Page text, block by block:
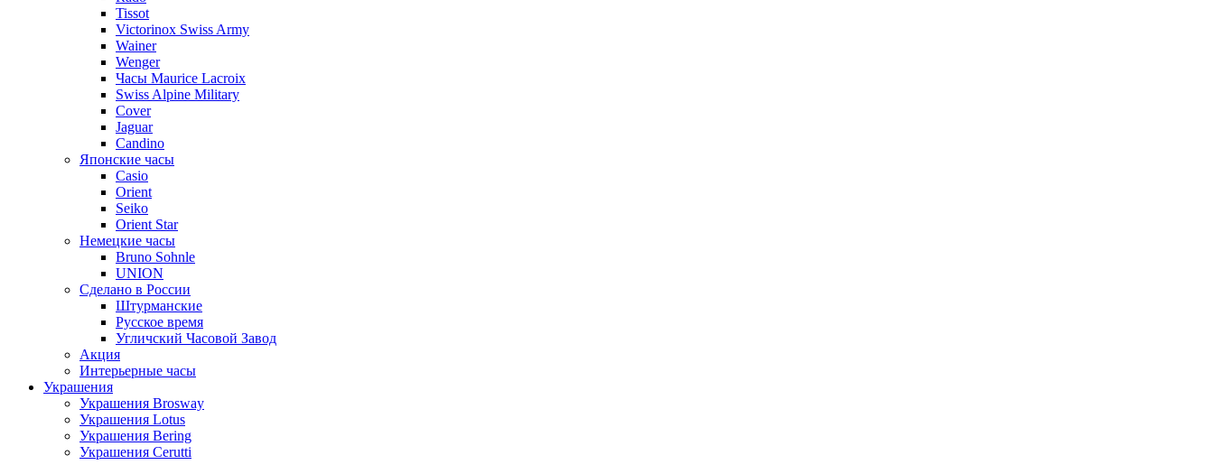
Tissot
Victorinox Swiss Army
Wainer
Wenger
Часы Maurice Lacroix
Swiss Alpine Military
Cover
Jaguar
Candino
Японские часы
Casio
Orient
Seiko
Orient Star
Немецкие часы
Bruno Sohnle
UNION
Сделано в России
Штурманские
Русское время
Угличский Часовой Завод
Акция
Интерьерные часы
Украшения
Украшения Brosway
Украшения Lotus
Украшения Bering
Украшения Cerutti